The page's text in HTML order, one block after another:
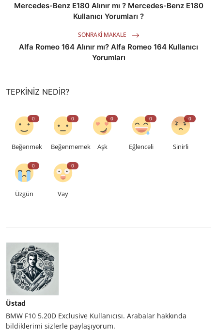
Mercedes-Benz E180 Alınır mı ? Mercedes-Benz E180
Kullanıcı Yorumları ?
SONRAKI MAKALE
Alfa Romeo 164 Alınır mı? Alfa Romeo 164 Kullanıcı
Yorumları
TEPKINIZ NEDIR?
0
Beğenmek
0
Beğenmemek
0
Aşk
0
Eğlenceli
0
Sinirli
0
Üzgün
0
Vay
Üstad
BMW F10 5.20D Exclusive Kullanıcısı. Arabalar hakkında
bildiklerimi sizlerle paylaşıyorum.